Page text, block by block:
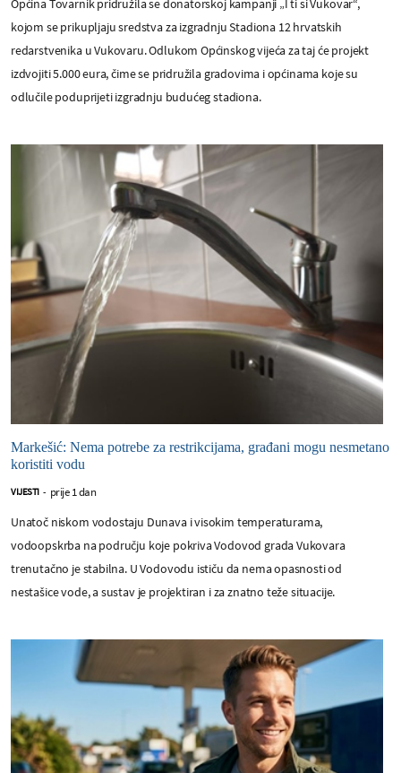
Općina Tovarnik pridružila se donatorskoj kampanji „I ti si Vukovar“,
kojom se prikupljaju sredstva za izgradnju Stadiona 12 hrvatskih
redarstvenika u Vukovaru. Odlukom Općinskog vijeća za taj će projekt
izdvojiti 5.000 eura, čime se pridružila gradovima i općinama koje su
odlučile poduprijeti izgradnju budućeg stadiona.
Markešić: Nema potrebe za restrikcijama, građani mogu nesmetano
koristiti vodu
VIJESTI - prije 1 dan
Unatoč niskom vodostaju Dunava i visokim temperaturama,
vodoopskrba na području koje pokriva Vodovod grada Vukovara
trenutačno je stabilna. U Vodovodu ističu da nema opasnosti od
nestašice vode, a sustav je projektiran i za znatno teže situacije.